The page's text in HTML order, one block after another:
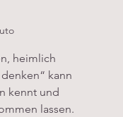
heimlich
kann
kennt und
lassen.